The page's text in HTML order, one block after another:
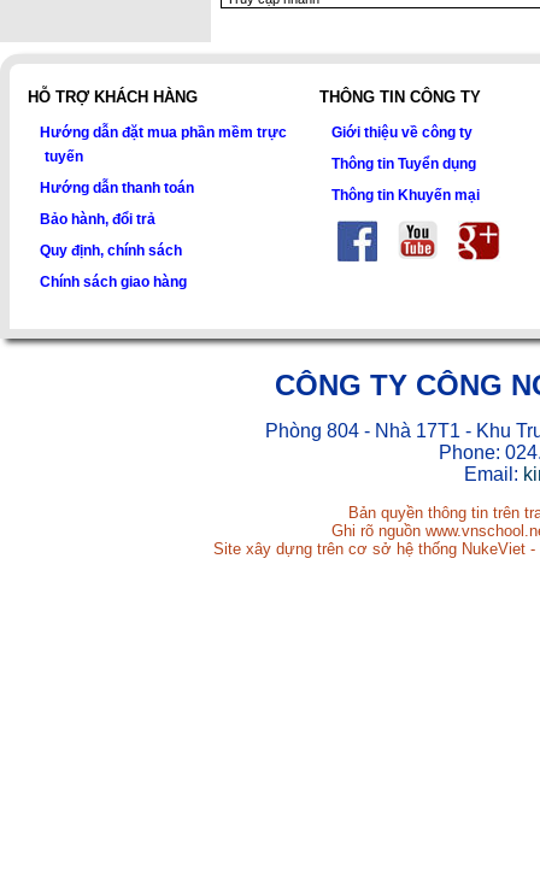
HỖ TRỢ KHÁCH HÀNG
Hướng dẫn đặt mua phần mềm trực
tuyến
Hướng dẫn thanh toán
Bảo hành, đổi trả
Quy định, chính sách
Chính sách giao hàng
THÔNG TIN CÔNG TY
Giới thiệu về công ty
Thông tin Tuyển dụng
Thông tin Khuyến mại
CÔNG TY CÔNG
Phòng 804 - Nhà 17T1 - Khu
Phone:
Email:
Bản quyền thông tin trên
Ghi rõ nguồn
Site xây dựng trên cơ sở hệ thống NukeViet